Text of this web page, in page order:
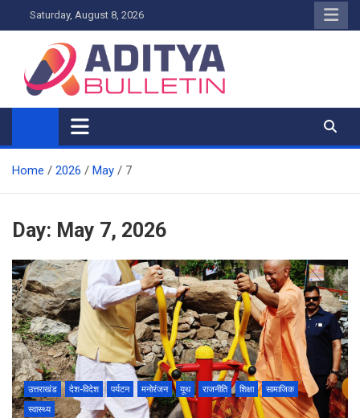
to
Saturday, August 8, 2026
Home 2026 May 7
Day: May 7, 2026
उत्तराखंड देश-विदेश पर्यटन मनोरंजन यूथ राजनीति शिक्षा
सामाजिक
स्वास्थ्य